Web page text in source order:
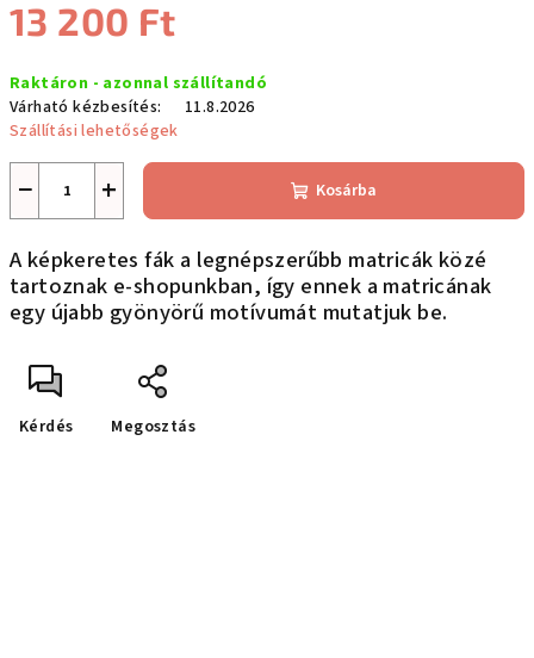
13 200 Ft
Raktáron - azonnal szállítandó
Várható kézbesítés:
11.8.2026
Szállítási lehetőségek
+
− Kosárba
A képkeretes fák a legnépszerűbb matricák közé
tartoznak e-shopunkban, így ennek a matricának
egy újabb gyönyörű motívumát mutatjuk be.
Kérdés Megosztás